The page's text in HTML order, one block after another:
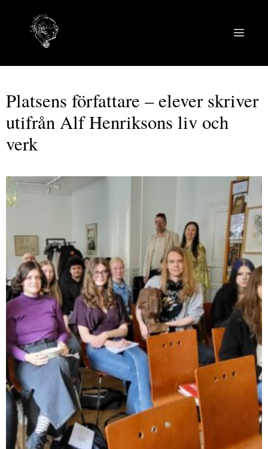
innehåll
Platsens författare – elever skriver
utifrån Alf Henriksons liv och
verk